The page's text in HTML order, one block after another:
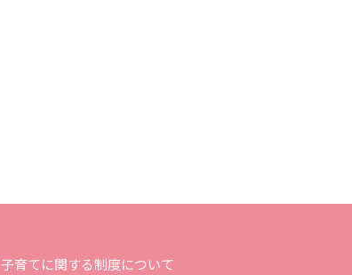
子育てに関する制度について